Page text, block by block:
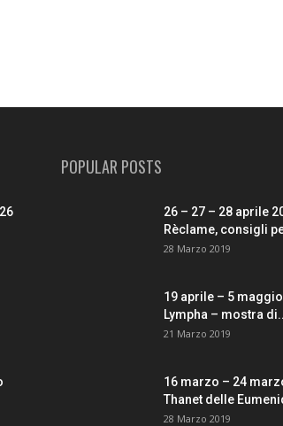
POPULAR POSTS
26 – 27 – 28 aprile
Rèclame, consigli
28 Marzo 2019
19 aprile – 5
Lympha – mostra
21 Marzo 2019
16 marzo – 24
Thanet delle
28 Marzo 2019